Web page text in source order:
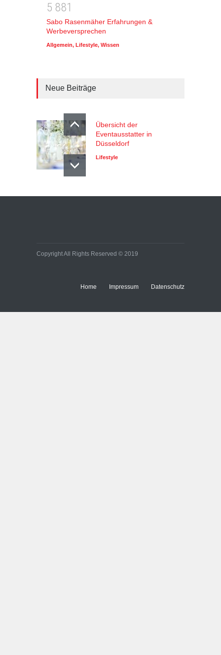
5 881
Sabo Rasenmäher Erfahrungen &
Werbeversprechen
Allgemein, Lifestyle, Wissen
Neue Beiträge
Übersicht der
Eventausstatter in
Düsseldorf
Lifestyle
Copyright All Rights Reserved © 2019
Home Impressum Datenschutz